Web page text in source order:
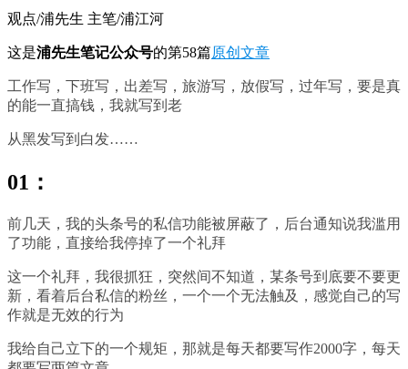
观点/浦先生 主笔/浦江河
这是浦先生笔记公众号的第58篇原创文章
工作写，下班写，出差写，旅游写，放假写，过年写，要是真
的能一直搞钱，我就写到老
从黑发写到白发……
01：
前几天，我的头条号的私信功能被屏蔽了，后台通知说我滥用
了功能，直接给我停掉了一个礼拜
这一个礼拜，我很抓狂，突然间不知道，某条号到底要不要更
新，看着后台私信的粉丝，一个一个无法触及，感觉自己的写
作就是无效的行为
我给自己立下的一个规矩，那就是每天都要写作2000字，每天